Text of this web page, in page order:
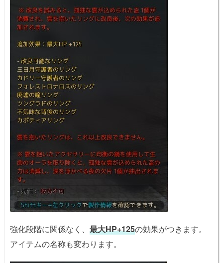
強化段階に関係なく、 最大HP+125の効果がつきます。
アイテムの名称も変わります。